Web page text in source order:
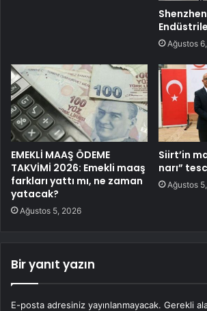
Ağustos
EMEKLİ MAAŞ ÖDEME
TAKVİMİ 2026: Emekli maaş
farkları yattı mı, ne zaman
yatacak?
Ağustos 5, 2026
Siirt’in
narı”
Ağustos
Bir yanıt yazın
E-posta adresiniz yayınlanmayacak. Gerekli